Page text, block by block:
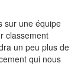
sur une équipe
classement
un peu plus de
qui nous